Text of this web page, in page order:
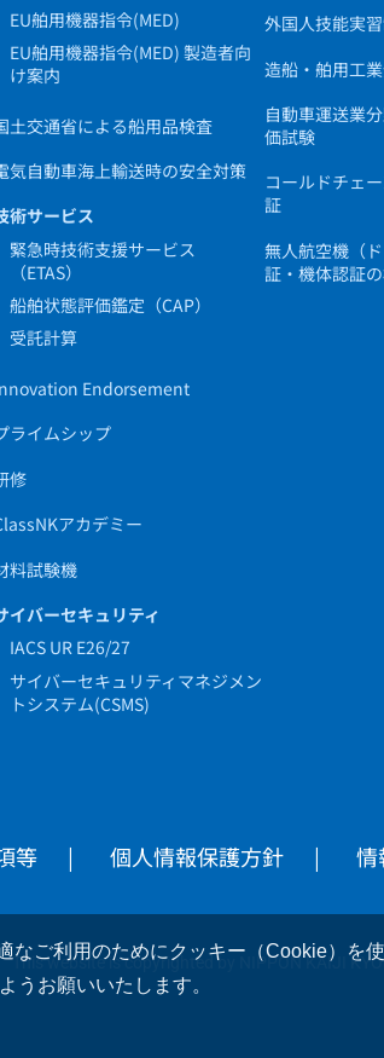
ご利用のためにクッキー（Cookie）を
うお願いいたします。
EU舶用機器指令(MED)
EU舶用機器指令(MED) 製造者向
け案内
土交通省による船用品検査
気自動車海上輸送時の安全対策
術サービス
緊急時技術支援サービス
（ETAS）
船舶状態評価鑑定（CAP）
受託計算
Endorsement
ライムシップ
修
アカデミー
料試験機
イバーセキュリティ
IACS UR E26/27
サイバーセキュリティマネジメン
トシステム(CSMS)
外国人技能実
造船・舶用工
自動車運送業
価試験
コールドチェ
証
無人航空機（
証・機体認証
等 個人情報保護方針 情
This website is copyrighted by NIPPON KAIJI